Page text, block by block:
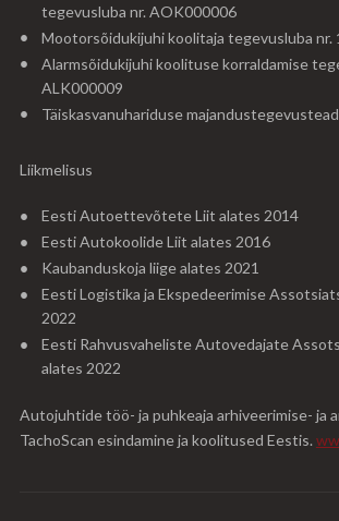
tegevusluba nr. AOK000006
Mootorsõidukijuhi koolitaja tegevusluba nr.
Alarmsõidukijuhi koolituse korraldamise
ALK000009
Täiskasvanuhariduse
Liikmelisus
Eesti Autoettevõtete Liit alates 2014
Eesti Autokoolide Liit alates 2016
Kaubanduskoja liige alates 2021
Eesti Logistika ja Ekspedeerimise
2022
Eesti Rahvusvaheliste Autovedajate
alates 2022
Autojuhtide töö- ja puhkeaja arhiveerimise- ja
TachoScan esindamine ja koolitused Eestis.